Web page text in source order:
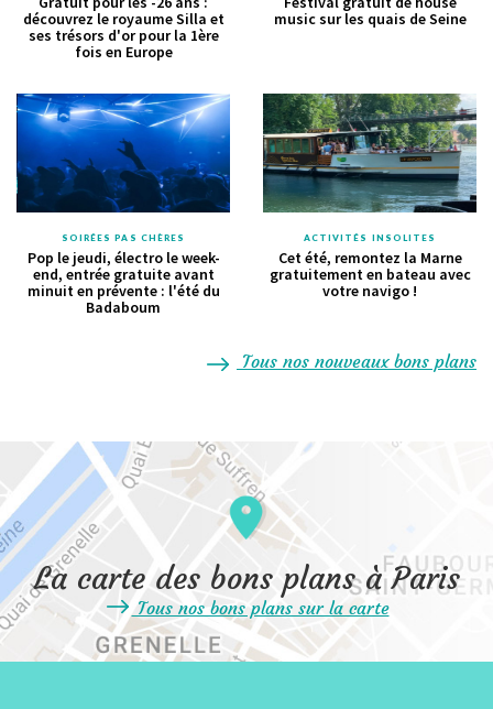
découvrez le royaume Silla et
ses trésors d'or pour la 1ère
fois en Europe
music sur les quais de Seine
SOIRÉES PAS CHÈRES
Pop le jeudi, électro le week-
end, entrée gratuite avant
minuit en prévente : l'été du
Badaboum
ACTIVITÉS INSOLITES
Cet été, remontez la Marne
gratuitement en bateau avec
votre navigo !
Tous nos nouveaux bons plans
La carte des bons plans à Paris
Tous nos bons plans sur la carte